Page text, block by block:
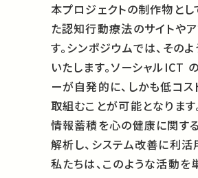
本プロジェクトの制作物と
た認知行動療法のサイトや
す。シンポジウムでは、その
いたします。ソーシャルICT
ーが自発的に、しかも低コ
取組むことが可能となります
情報蓄積を心の健康に関す
解析し、システム改善に利活
私たちは、このような活動